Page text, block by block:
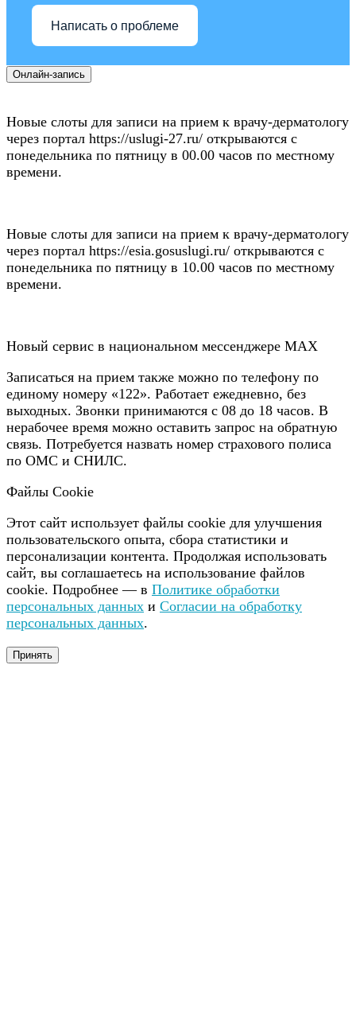
Написать о проблеме
Онлайн-запись
Новые слоты для записи на прием к врачу-дерматологу
через портал https://uslugi-27.ru/ открываются с
понедельника по пятницу в 00.00 часов по местному
времени.
Новые слоты для записи на прием к врачу-дерматологу
через портал https://esia.gosuslugi.ru/ открываются с
понедельника по пятницу в 10.00 часов по местному
времени.
Новый сервис в национальном мессенджере MAX
Записаться на прием также можно по телефону по
единому номеру «122». Работает ежедневно, без
выходных. Звонки принимаются с 08 до 18 часов. В
нерабочее время можно оставить запрос на обратную
связь. Потребуется назвать номер страхового полиса
по ОМС и СНИЛС.
Файлы Cookie
Этот сайт использует файлы cookie для улучшения
пользовательского опыта, сбора статистики и
персонализации контента. Продолжая использовать
сайт, вы соглашаетесь на использование файлов
cookie. Подробнее — в Политике обработки
персональных данных и Согласии на обработку
персональных данных.
Принять